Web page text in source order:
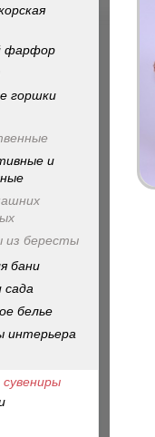
фарфор
горшки
и
из бересты
бани
сада
белье
интерьера